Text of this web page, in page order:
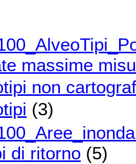
massime
non
(3)
di ritorno (5)